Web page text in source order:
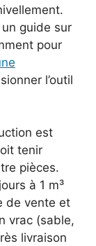
guide sur
pour
l’outil
est
tenir
pièces.
à 1 m³
de vente et
vrac (sable,
livraison